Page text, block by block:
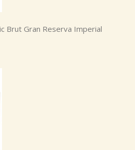
Brut Gran Reserva Imperial